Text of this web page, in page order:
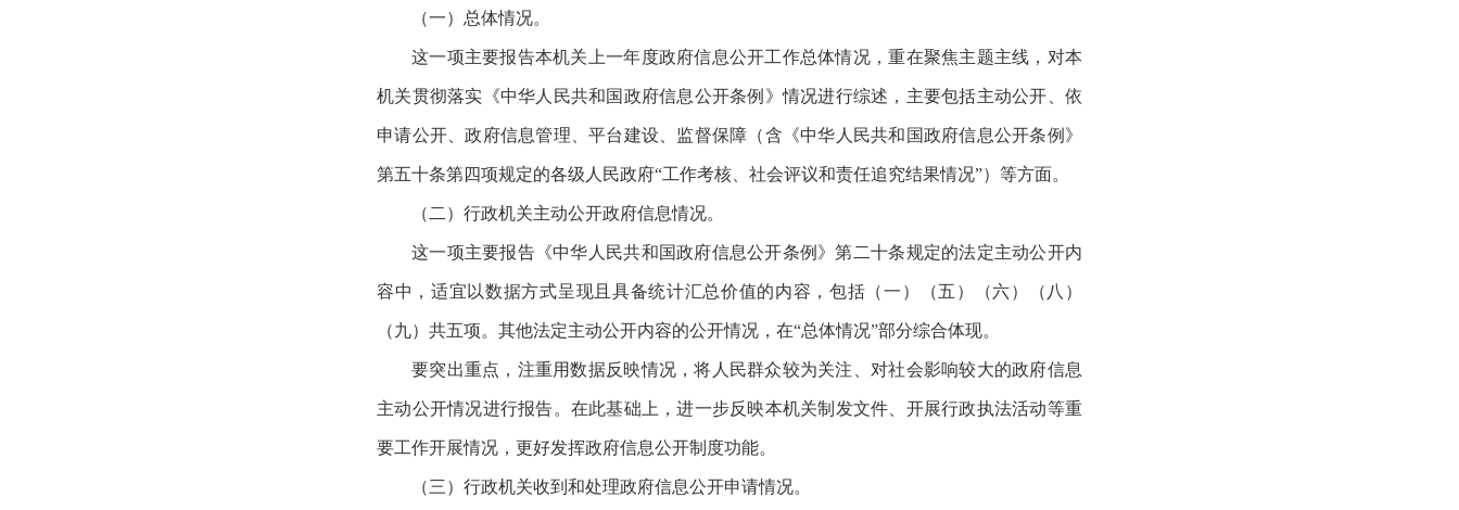
（一）总体情况。
这一项主要报告本机关上一年度政府信息公开工作总体情况，重在聚焦主题主线，对本
机关贯彻落实《中华人民共和国政府信息公开条例》情况进行综述，主要包括主动公开、依
申请公开、政府信息管理、平台建设、监督保障（含《中华人民共和国政府信息公开条例》
第五十条第四项规定的各级人民政府“工作考核、社会评议和责任追究结果情况”）等方面。
（二）行政机关主动公开政府信息情况。
这一项主要报告《中华人民共和国政府信息公开条例》第二十条规定的法定主动公开内
容中，适宜以数据方式呈现且具备统计汇总价值的内容，包括（一）（五）（六）（八）
（九）共五项。其他法定主动公开内容的公开情况，在“总体情况”部分综合体现。
要突出重点，注重用数据反映情况，将人民群众较为关注、对社会影响较大的政府信息
主动公开情况进行报告。在此基础上，进一步反映本机关制发文件、开展行政执法活动等重
要工作开展情况，更好发挥政府信息公开制度功能。
（三）行政机关收到和处理政府信息公开申请情况。